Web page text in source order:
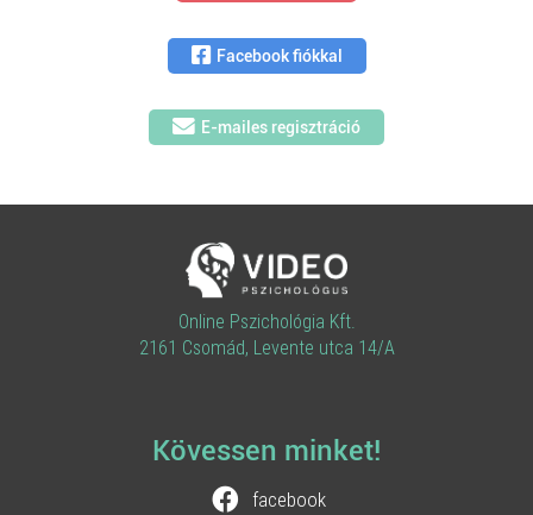
Facebook fiókkal
E-mailes regisztráció
Online Pszichológia Kft.
2161 Csomád, Levente utca 14/A
Kövessen minket!
facebook